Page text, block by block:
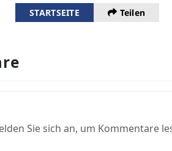
STARTSEITE Teilen
Sie sich an, um Kommentare